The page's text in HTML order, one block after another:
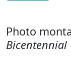
Photo
Bicentennial